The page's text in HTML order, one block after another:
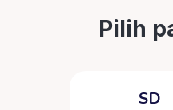
Pilih
SD